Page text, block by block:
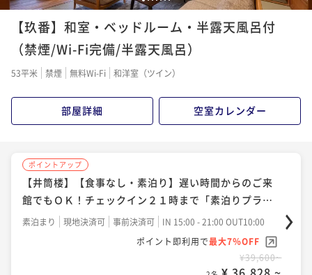
ポイントアップ
【井筒楼】【菜食を愉しむ】厳選野菜をふんだんに！
カラダに優しい料理でデトックスのひと時「ヴィーガ
ン会席プラン」
¥70,400~
2名 ¥ 65,472 ~
ポイントアップ
【井筒楼】贅沢に海の恵みを堪能！至福の夕食「郷土
の幸 極上舟盛付きお糸路プラン」
二食付き 現地決済可 事前決済可
IN 15:00 - 19:00 OUT10:00
ポイント即利用で 最大7％OFF
¥70,400~
2名 ¥ 65,472 ~
ポイントアップ
【井筒楼】旬を迎えた鮮度抜群の地魚や貝を存分に！
夕食スタンダード「お糸路プラン」【Relux限定】
二食付き 現地決済可
¥52,800~
2名 ¥ 43,824 ~
ポイントアップ
【井筒楼】【早期割60】10％OFF！鮮度抜群の新鮮魚
貝！２食付スタンダード「お糸路プラン」
二食付き 事前決済可
IN 15:00 - 19:00 OUT10:00
ポイント即利用で最大7％OFF
¥53,460~
2名 ¥ 49,717 ~
【玖番】和室・ベッドルーム・半露天風呂付
（禁煙/Wi-Fi完備/半露天風呂）
53平米 禁煙 無料Wi-Fi 和洋室（ツイン）
部屋詳細 空室カレンダー
ポイントアップ
【井筒楼】【食事なし・素泊り】遅い時間からのご来
館でもＯＫ！チェックイン２１時まで「素泊りプラ
ン」
素泊まり 現地決済可 事前決済可
IN 15:00 - 21:00 OUT10:00
ポイント即利用で最大7％OFF
¥39,600~